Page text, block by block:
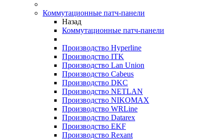
Коммутационные патч-панели
Назад
Коммутационные патч-панели
Производство Hyperline
Производство ITK
Производство Lan Union
Производство Cabeus
Производство DKC
Производство NETLAN
Производство NIKOMAX
Производство WRLine
Производство Datarex
Производство EKF
Производство Rexant